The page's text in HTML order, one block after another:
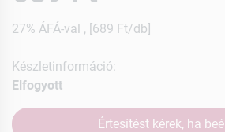
27% ÁFÁ-val , [689 Ft/db]
Készletinformáció:
Elfogyott
Értesítést kérek, ha